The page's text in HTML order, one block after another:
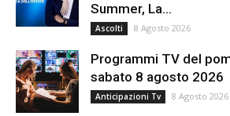
Summer, La...
Ascolti 8 Agosto 2026
Programmi TV del
sabato 8 agosto 2026
Anticipazioni Tv 8 Agosto 2026